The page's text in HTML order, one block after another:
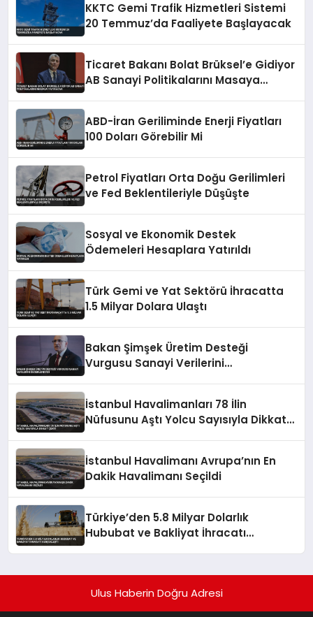
KKTC Gemi Trafik Hizmetleri Sistemi
20 Temmuz’da Faaliyete Başlayacak
Ticaret Bakanı Bolat Brüksel’e Gidiyor
AB Sanayi Politikalarını Masaya
ABD-İran Geriliminde Enerji Fiyatları
100 Doları Görebilir Mi
Petrol Fiyatları Orta Doğu Gerilimleri
ve Fed Beklentileriyle Düşüşte
Sosyal ve Ekonomik Destek
Ödemeleri Hesaplara Yatırıldı
Türk Gemi ve Yat Sektörü İhracatta
1.5 Milyar Dolara Ulaştı
Bakan Şimşek Üretim Desteği
Vurgusu Sanayi Verilerini
İstanbul Havalimanları 78 İlin
Nüfusunu Aştı Yolcu Sayısıyla Dikkat
İstanbul Havalimanı Avrupa’nın En
Dakik Havalimanı Seçildi
Türkiye’den 5.8 Milyar Dolarlık
Hububat ve Bakliyat İhracatı
Ulus Haberin Doğru Adresi